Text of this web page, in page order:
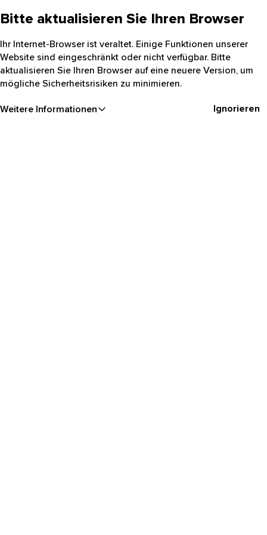
Bitte aktualisieren Sie Ihren Browser
Ihr Internet-Browser ist veraltet. Einige Funktionen unserer
Website sind eingeschränkt oder nicht verfügbar. Bitte
aktualisieren Sie Ihren Browser auf eine neuere Version, um
mögliche Sicherheitsrisiken zu minimieren.
Weitere Informationen Ignorieren